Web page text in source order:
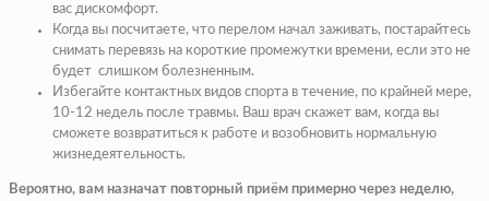
вас дискомфорт.
Когда вы посчитаете, что перелом начал заживать, постарайтесь
снимать перевязь на короткие промежутки времени, если это не
будет слишком болезненным.
Избегайте контактных видов спорта в течение, по крайней мере,
10-12 недель после травмы. Ваш врач скажет вам, когда вы
сможете возвратиться к работе и возобновить нормальную
жизнедеятельность.
Вероятно, вам назначат повторный приём примерно через неделю,